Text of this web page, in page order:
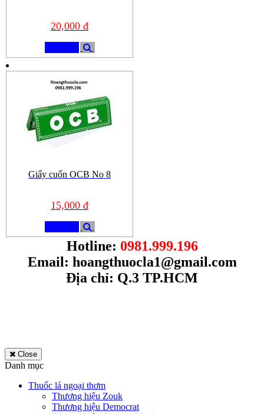
20,000 đ
Giấy cuốn OCB No 8
15,000 đ
Hotline: 0981.999.196
Email: hoangthuocla1@gmail.com
Địa chỉ: Q.3 TP.HCM
Close
Danh mục
Thuốc lá ngoại thơm
Thương hiệu Zouk
Thương hiệu Democrat